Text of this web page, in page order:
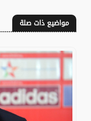
مواضيع ذات صلة